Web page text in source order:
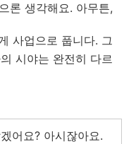
론 생각해요. 아무튼,
사업으로 풉니다. 그
시야는 완전히 다르
어요? 아시잖아요.